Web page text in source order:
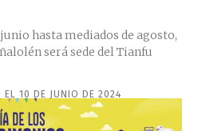
hasta mediados de agosto,
será sede del Tianfu
EL 10 DE JUNIO DE 2024